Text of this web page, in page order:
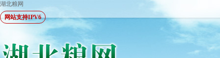
湖北粮网
网站支持IPV6